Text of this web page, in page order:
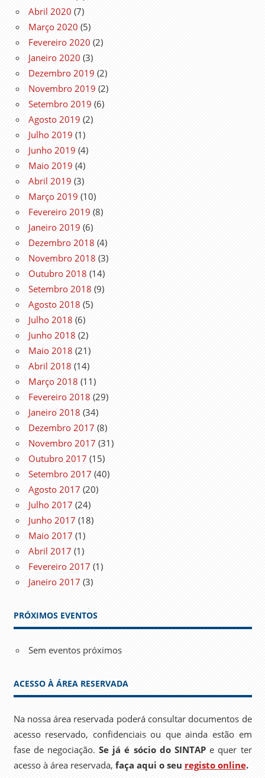
Abril 2020 (7)
Março 2020 (5)
Fevereiro 2020 (2)
Janeiro 2020 (3)
Dezembro 2019 (2)
Novembro 2019 (2)
Setembro 2019 (6)
Agosto 2019 (2)
Julho 2019 (1)
Junho 2019 (4)
Maio 2019 (4)
Abril 2019 (3)
Março 2019 (10)
Fevereiro 2019 (8)
Janeiro 2019 (6)
Dezembro 2018 (4)
Novembro 2018 (3)
Outubro 2018 (14)
Setembro 2018 (9)
Agosto 2018 (5)
Julho 2018 (6)
Junho 2018 (2)
Maio 2018 (21)
Abril 2018 (14)
Março 2018 (11)
Fevereiro 2018 (29)
Janeiro 2018 (34)
Dezembro 2017 (8)
Novembro 2017 (31)
Outubro 2017 (15)
Setembro 2017 (40)
Agosto 2017 (20)
Julho 2017 (24)
Junho 2017 (18)
Maio 2017 (1)
Abril 2017 (1)
Fevereiro 2017 (1)
Janeiro 2017 (3)
PRÓXIMOS EVENTOS
Sem eventos próximos
ACESSO À ÁREA RESERVADA
Na nossa área reservada poderá consultar documentos de
acesso reservado, confidenciais ou que ainda estão em
fase de negociação.Se já é sócio do SINTAPe quer ter
acesso à área reservada, faça aqui o seu registo online.